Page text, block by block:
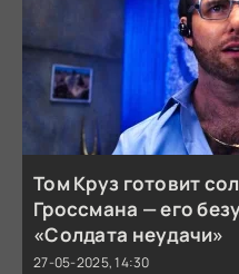
Том Круз готовит
Гроссмана — его
«Солдата неудачи»
27-05-2025, 14:30